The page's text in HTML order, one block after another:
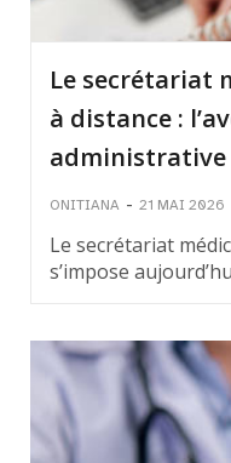
Le secrétariat
à distance :
administrative
ONITIANA - 21 MAI 2026
Le secrétariat
s’impose